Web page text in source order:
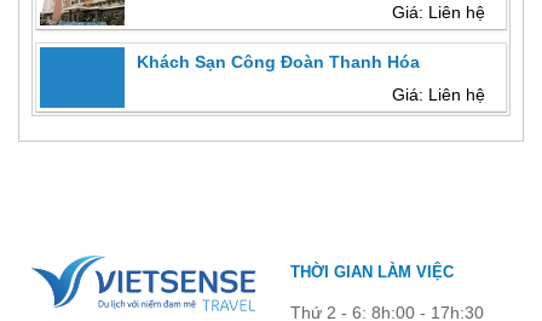
Giá: Liên hệ
Khách Sạn Công Đoàn Thanh Hóa
Giá: Liên hệ
THỜI GIAN LÀM VIỆC
Thứ 2 - 6: 8h:00 - 17h:30